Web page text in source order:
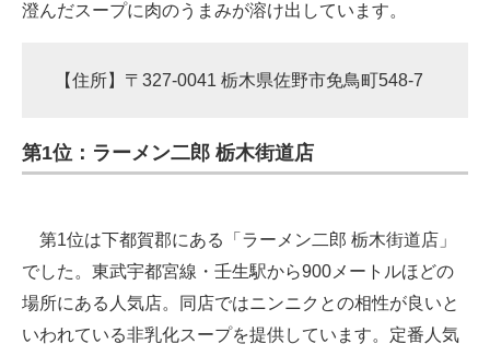
澄んだスープに肉のうまみが溶け出しています。
【住所】〒327-0041 栃木県佐野市免鳥町548-7
第1位：ラーメン二郎 栃木街道店
第1位は下都賀郡にある「ラーメン二郎 栃木街道店」
でした。東武宇都宮線・壬生駅から900メートルほどの
場所にある人気店。同店ではニンニクとの相性が良いと
いわれている非乳化スープを提供しています。定番人気